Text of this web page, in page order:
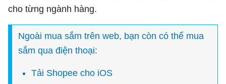
cho từng ngành hàng.
Ngoài mua sắm trên web, bạn còn có thể mua
sắm qua điện thoại:
Tải Shopee cho iOS